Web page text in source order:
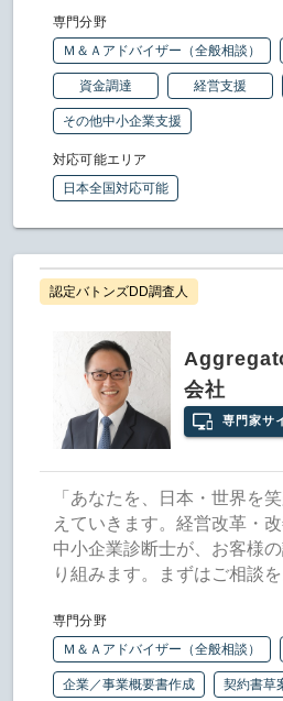
専門分野
Ｍ＆Ａアドバイザー（全般相談）
資金調達 経営支援
その他中小企業支援
対応可能エリア
日本全国対応可能
認定バトンズDD調査人
会社
専門家サ
「あなたを、日本・世界を
えていきます。経営改革・
中小企業診断士が、お客様
り組みます。まずはご相談を
専門分野
Ｍ＆Ａアドバイザー（全般相談）
企業／事業概要書作成 契約書草